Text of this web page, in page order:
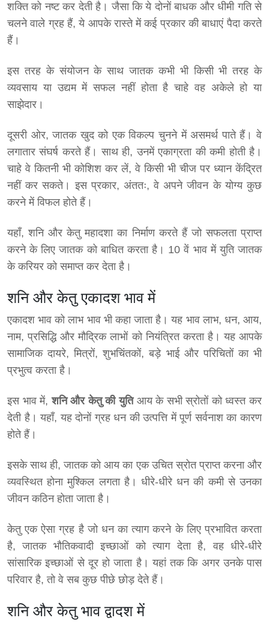
शक्ति को नष्ट कर देती है। जैसा कि ये दोनों बाधक और धीमी गति से
चलने वाले ग्रह हैं, ये आपके रास्ते में कई प्रकार की बाधाएं पैदा करते
हैं।
इस तरह के संयोजन के साथ जातक कभी भी किसी भी तरह के
व्यवसाय या उद्यम में सफल नहीं होता है चाहे वह अकेले हो या
साझेदार।
दूसरी ओर, जातक खुद को एक विकल्प चुनने में असमर्थ पाते हैं। वे
लगातार संघर्ष करते हैं। साथ ही, उनमें एकाग्रता की कमी होती है।
चाहे वे कितनी भी कोशिश कर लें, वे किसी भी चीज पर ध्यान केंद्रित
नहीं कर सकते। इस प्रकार, अंततः, वे अपने जीवन के योग्य कुछ
करने में विफल होते हैं।
यहाँ, शनि और केतु महादशा का निर्माण करते हैं जो सफलता प्राप्त
करने के लिए जातक को बाधित करता है। 10 वें भाव में युति जातक
के करियर को समाप्त कर देता है।
शनि और केतु एकादश भाव में
एकादश भाव को लाभ भाव भी कहा जाता है। यह भाव लाभ, धन, आय,
नाम, प्रसिद्धि और मौद्रिक लाभों को नियंत्रित करता है। यह आपके
सामाजिक दायरे, मित्रों, शुभचिंतकों, बड़े भाई और परिचितों का भी
प्रभुत्व करता है।
इस भाव में,शनि और केतु की युति आय के सभी स्रोतों को ध्वस्त कर
देती है। यहाँ, यह दोनों ग्रह धन की उत्पत्ति में पूर्ण सर्वनाश का कारण
होते हैं।
इसके साथ ही, जातक को आय का एक उचित स्रोत प्राप्त करना और
व्यवस्थित होना मुश्किल लगता है। धीरे-धीरे धन की कमी से उनका
जीवन कठिन होता जाता है।
केतु एक ऐसा ग्रह है जो धन का त्याग करने के लिए प्रभावित करता
है, जातक भौतिकवादी इच्छाओं को त्याग देता है, वह धीरे-धीरे
सांसारिक इच्छाओं से दूर हो जाता है। यहां तक ​​कि अगर उनके पास
परिवार है, तो वे सब कुछ पीछे छोड़ देते हैं।
शनि और केतु भाव द्वादश में